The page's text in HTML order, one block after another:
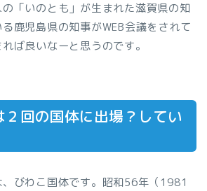
「いのとも」が生まれた滋賀県の知
鹿児島県の知事がWEB会議をされて
ば良いなーと思うのです。
回の国体に出場？してい
、びわこ国体です。昭和56年（1981